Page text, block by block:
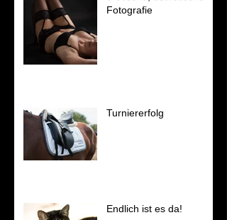
Fotografie
Turniererfolg
Endlich ist es da!